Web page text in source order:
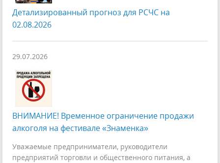
Детализированный прогноз для РСЧС на
02.08.2026
29.07.2026
ВНИМАНИЕ! Временное ограничение продажи
алкоголя на фестивале «Знаменка»
Уважаемые предприниматели, руководители
предприятий торговли и общественного питания, а